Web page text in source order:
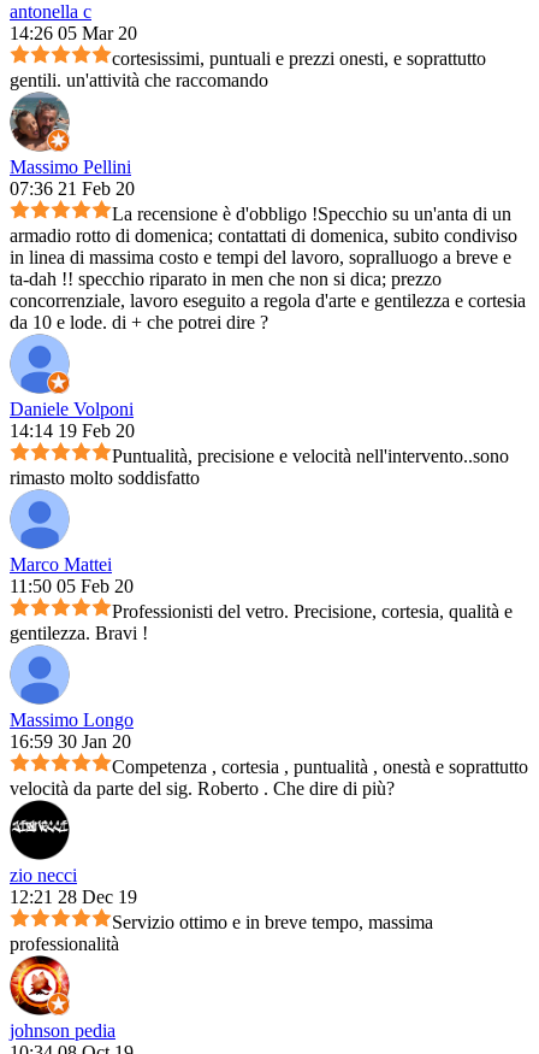
antonella c
14:26 05 Mar 20
cortesissimi, puntuali e prezzi onesti, e soprattutto
gentili. un'attività che raccomando
Massimo Pellini
07:36 21 Feb 20
La recensione è d'obbligo !Specchio su un'anta di un
armadio rotto di domenica; contattati di domenica, subito condiviso
in linea di massima costo e tempi del lavoro, sopralluogo a breve e
ta-dah !! specchio riparato in men che non si dica; prezzo
concorrenziale, lavoro eseguito a regola d'arte e gentilezza e cortesia
da 10 e lode. di + che potrei dire ?
Daniele Volponi
14:14 19 Feb 20
Puntualità, precisione e velocità nell'intervento..sono
rimasto molto soddisfatto
Marco Mattei
11:50 05 Feb 20
Professionisti del vetro. Precisione, cortesia, qualità e
gentilezza. Bravi !
Massimo Longo
16:59 30 Jan 20
Competenza , cortesia , puntualità , onestà e soprattutto
velocità da parte del sig. Roberto . Che dire di più?
zio necci
12:21 28 Dec 19
Servizio ottimo e in breve tempo, massima
professionalità
johnson pedia